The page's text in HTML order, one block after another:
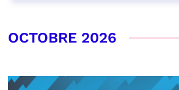
OCTOBRE 2026